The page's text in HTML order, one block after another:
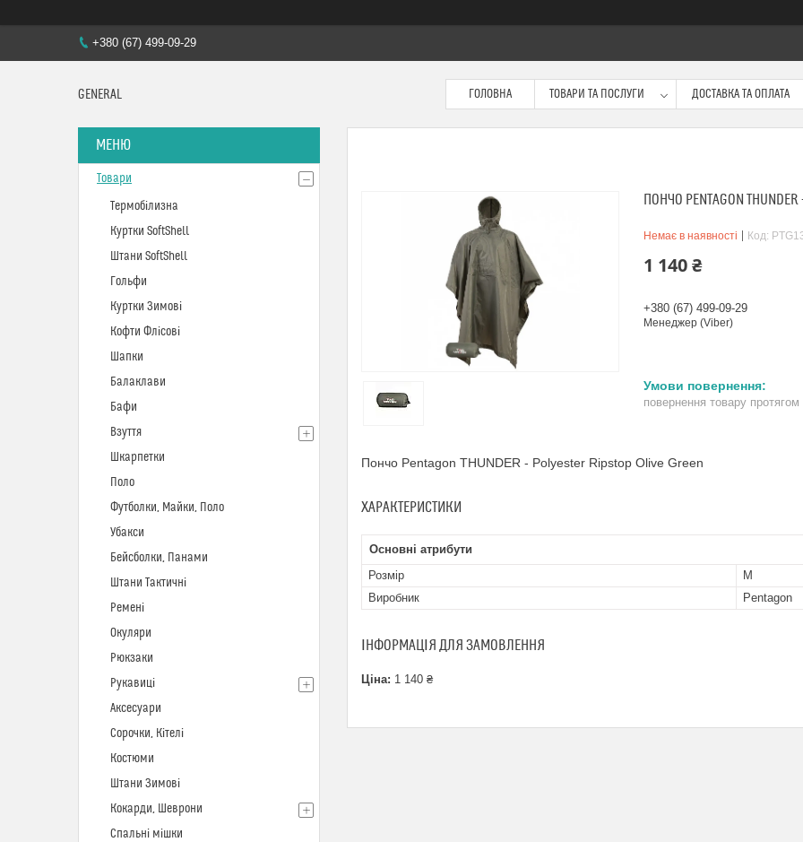
+380 (67) 499-09-29
GENERAL ГОЛОВНА ТОВАРИ ТА ПОСЛУГИ ДОСТАВКА ТА ОПЛАТА
ПОНЧО PENTAGON THUNDER
Немає в наявності Код:
1 140 ₴
+380 (67) 499-09-29
Менеджер (Viber)
повернення товару протягом
Пончо Pentagon THUNDER - Polyester Ripstop Olive Green
ХАРАКТЕРИСТИКИ
Основні атрибути
Розмір
M
Виробник
Pentagon
ІНФОРМАЦІЯ ДЛЯ ЗАМОВЛЕННЯ
Ціна: 1 140 ₴
Товари
Термобілизна
Куртки SoftShell
Штани SoftShell
Гольфи
Куртки Зимові
Кофти Флісові
Шапки
Балаклави
Бафи
Взуття
Шкарпетки
Поло
Футболки, Майки, Поло
Убакси
Бейсболки, Панами
Штани Тактичні
Ремені
Окуляри
Рюкзаки
Рукавиці
Аксесуари
Сорочки, Кітелі
Костюми
Штани Зимові
Кокарди, Шеврони
Спальні мішки